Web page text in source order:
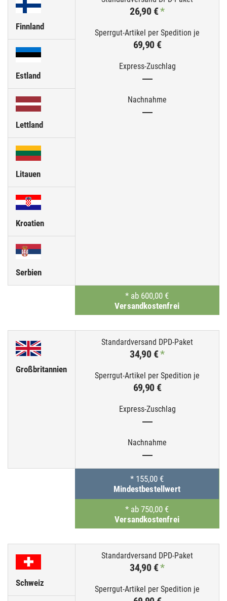
Finnland
26,90 €*
69,90 €
—
—
Estland
Lettland
Litauen
Kroatien
Serbien
* ab 600,00 €
Versandkostenfrei
Großbritannien
34,90 €*
69,90 €
—
—
* 155,00 €
Mindestbestellwert
* ab 750,00 €
Versandkostenfrei
Schweiz
34,90 €*